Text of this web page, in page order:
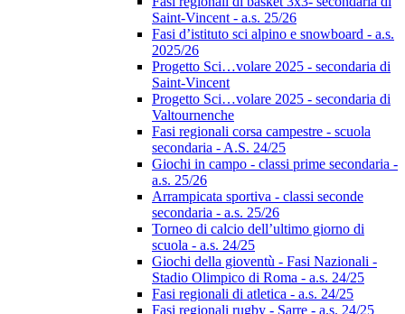
Saint-Vincent - a.s. 25/26
Fasi d’istituto sci alpino e snowboard - a.s.
2025/26
Progetto Sci…volare 2025 - secondaria di
Saint-Vincent
Progetto Sci…volare 2025 - secondaria di
Valtournenche
Fasi regionali corsa campestre - scuola
secondaria - A.S. 24/25
Giochi in campo - classi prime secondaria -
a.s. 25/26
Arrampicata sportiva - classi seconde
secondaria - a.s. 25/26
Torneo di calcio dell’ultimo giorno di
scuola - a.s. 24/25
Giochi della gioventù - Fasi Nazionali -
Stadio Olimpico di Roma - a.s. 24/25
Fasi regionali di atletica - a.s. 24/25
Fasi regionali rugby - Sarre - a.s. 24/25